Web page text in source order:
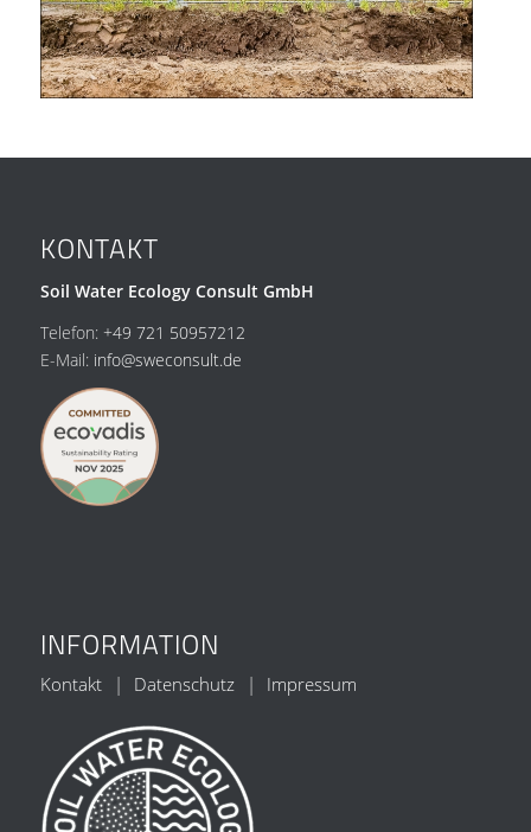
KONTAKT
Soil Water Ecology Consult GmbH
Telefon: +49 721 50957212
E-Mail: info@sweconsult.de
INFORMATION
Kontakt Datenschutz Impressum